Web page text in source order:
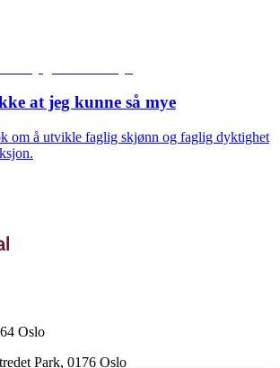
at jeg kunne så mye
om å utvikle faglig skjønn og faglig dyktighet
Oslo
Park, 0176 Oslo